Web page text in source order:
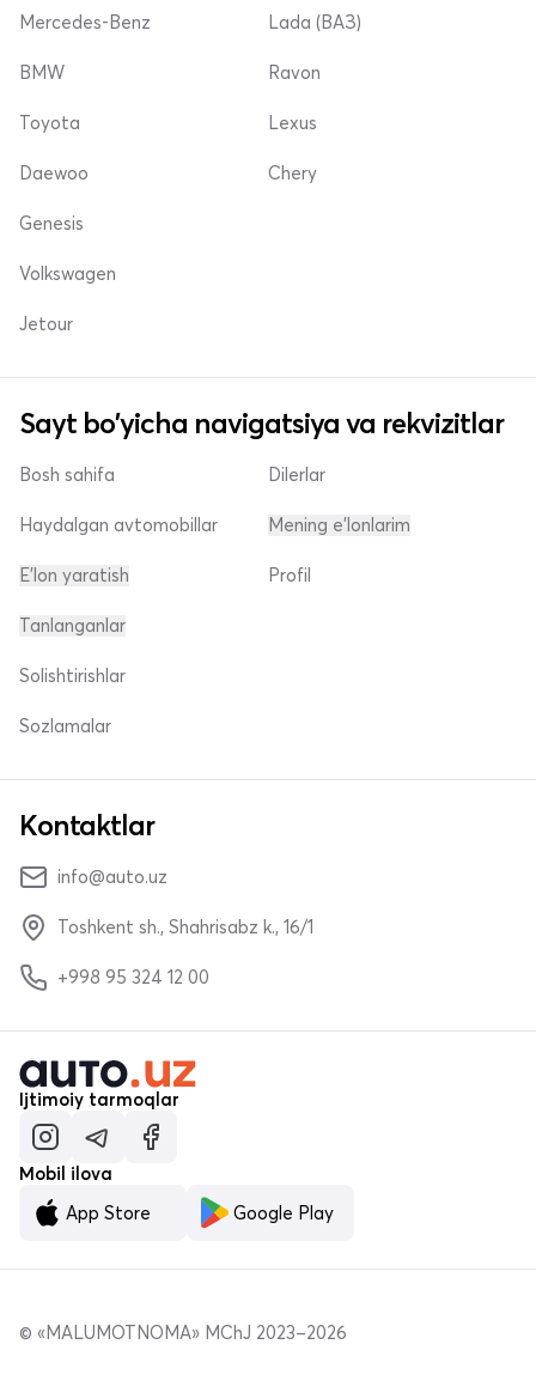
Mercedes-Benz Lada (ВАЗ)
BMW
Toyota
Daewoo
Ravon
Lexus
Chery
Genesis
Volkswagen
Jetour
Sayt bo'yicha navigatsiya va rekvizitlar
Bosh sahifa
Haydalgan avtomobillar
E'lon yaratish
Dilerlar
Mening e'lonlarim
Profil
Tanlanganlar
Solishtirishlar
Sozlamalar
Kontaktlar
info@auto.uz
Toshkent sh., Shahrisabz k., 16/1
+998 95 324 12 00
Ijtimoiy tarmoqlar
Mobil ilova
App Store
Google Play
© «MALUMOTNOMA» MChJ 2023–2026